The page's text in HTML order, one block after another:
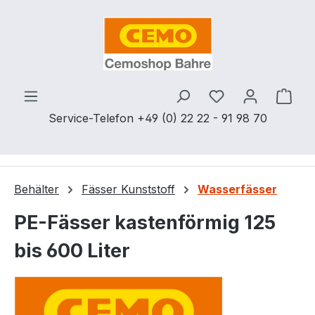
Zum Hauptinhalt springen
Service-Telefon +49 (0) 22 22 - 91 98 70
Du hast 0
Behälter Fässer Kunststoff Wasserfässer
PE-Fässer kastenförmig 125
bis 600 Liter